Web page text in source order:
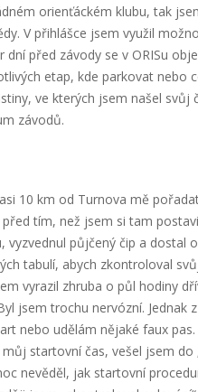
orienťáckém klubu, tak
V přihlášce jsem využil
dní před závody se v ORISu
etap, kde parkovat nebo
ve kterých jsem našel
závodů.
10 km od Turnova mě
tím, než jsem si tam
vyzvednul půjčený čip a dostal
tabulí, abych zkontroloval
vyrazil zhruba o půl hodiny
jsem trochu nervózní.
nebo udělám nějaké faux
startovní čas, vešel jsem
nevěděl, jak startovní